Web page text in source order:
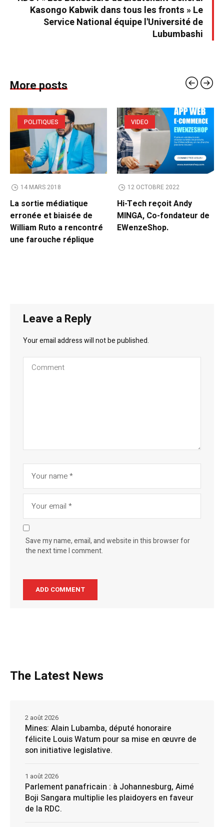
Kasongo Kabwik dans tous les fronts » Le
Service National équipe l'Université de
Lubumbashi
More posts
POLITIQUES
14 MARS 2018
La sortie médiatique
erronée et biaisée de
William Ruto a rencontré
une farouche réplique
VIDEO
12 OCTOBRE 2022
Hi-Tech reçoit Andy
MINGA, Co-fondateur de
EWenzeShop.
Leave a Reply
Your email address will not be published.
Save my name, email, and website in this browser for
the next time I comment.
The Latest News
Mines: Alain Lubamba, député honoraire
félicite Louis Watum pour sa mise en œuvre de
son initiative legislative.
2 août 2026
Parlement panafricain : à Johannesburg, Aimé
Boji Sangara multiplie les plaidoyers en faveur
de la RDC.
1 août 2026